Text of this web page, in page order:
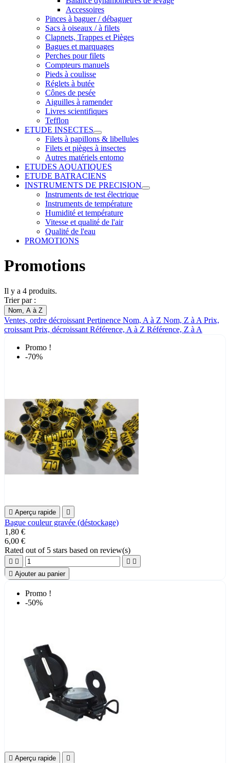
Accessoires
Pinces à baguer / débaguer
Sacs à oiseaux / à filets
Clapnets, Trappes et Pièges
Bagues et marquages
Perches pour filets
Compteurs manuels
Pieds à coulisse
Réglets à butée
Cônes de pesée
Aiguilles à ramender
Livres scientifiques
Tefflon
ETUDE INSECTES
Filets à papillons & libellules
Filets et pièges à insectes
Autres matériels entomo
ETUDES AQUATIQUES
ETUDE BATRACIENS
INSTRUMENTS DE PRECISION
Instruments de test électrique
Instruments de température
Humidité et température
Vitesse et qualité de l'air
Qualité de l'eau
PROMOTIONS
Promotions
Il y a 4 produits.
Trier par :
Nom, A à Z
Ventes, ordre décroissant Pertinence Nom, A à Z Nom, Z à A Prix,
croissant Prix, décroissant Référence, A à Z Référence, Z à A
Promo !
-70%
 Aperçu rapide 
Bague couleur gravée (déstockage)
1,80 €
6,00 €
Rated out of 5 stars based on review(s)
   
 Ajouter au panier
Promo !
-50%
 Aperçu rapide 